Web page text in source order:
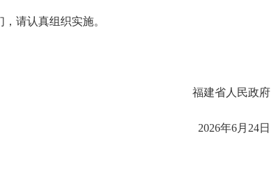
请认真组织实施。
福建省人民政府
2026年6月24日